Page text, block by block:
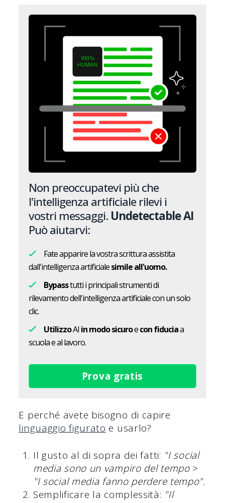
Non preoccupatevi più che
l'intelligenza artificiale rilevi i
vostri messaggi. Undetectable AI
Può aiutarvi:
Fate apparire la vostra scrittura assistita
dall'intelligenza artificialesimile all'uomo.
Bypasstutti i principali strumenti di
rilevamento dell'intelligenza artificiale con un solo
clic.
UtilizzoAI in modo sicuroecon fiduciaa
scuola e al lavoro.
Prova gratis
E perché avete bisogno di capire
linguaggio figurato e usarlo?
Il gusto al di sopra dei fatti: "I social
media sono un vampiro del tempo>
"I social media fanno perdere tempo".
Semplificare la complessità: "Il